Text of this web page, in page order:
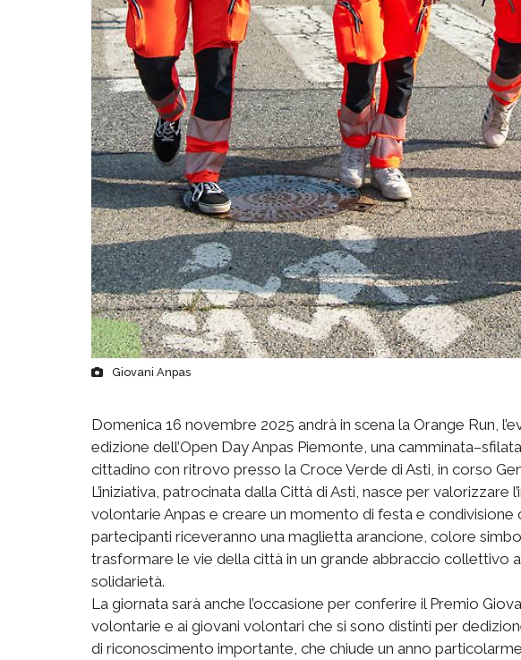
Giovani Anpas
Domenica 16 novembre 2025 andrà in scena la Orange Run,
edizione dell’Open Day Anpas Piemonte, una
cittadino con ritrovo presso la Croce Verde di Asti, in corso
L’iniziativa, patrocinata dalla Città di Asti, nasce per valorizzare
volontarie Anpas e creare un momento di festa e condivisione
partecipanti riceveranno una maglietta arancione, colore
trasformare le vie della città in un grande abbraccio collettivo
solidarietà.
La giornata sarà anche l’occasione per conferire il Premio
volontarie e ai giovani volontari che si sono distinti per
di riconoscimento importante, che chiude un anno